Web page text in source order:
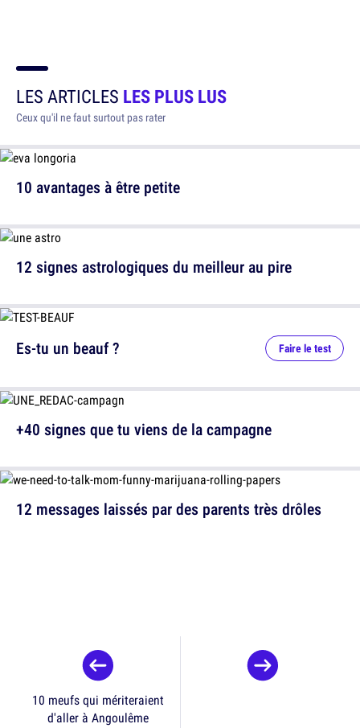
LES ARTICLES LES PLUS LUS
Ceux qu'il ne faut surtout pas rater
10 avantages à être petite
12 signes astrologiques du meilleur au pire
12 messages laissés par des parents très drôles
Es-tu un beauf ? Faire le test
+40 signes que tu viens de la campagne
10 meufs qui mériteraient
d'aller à Angoulême